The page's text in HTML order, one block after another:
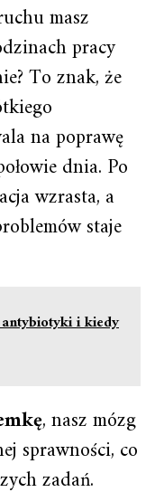
masz
pracy
To znak, że
na poprawę
dnia. Po
wzrasta, a
staje
antybiotyki i kiedy
, nasz mózg
sprawności, co
zadań.